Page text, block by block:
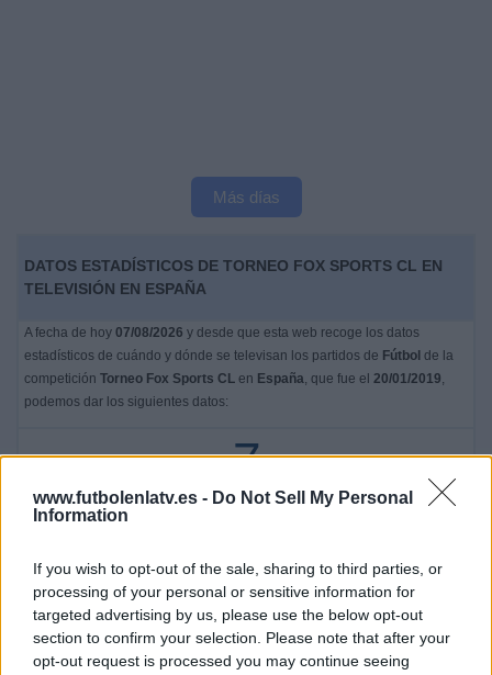
www.futbolenlatv.es - Do Not Sell My Personal
Information
If you wish to opt-out of the sale, sharing to third parties, or
processing of your personal or sensitive information for
targeted advertising by us, please use the below opt-out
section to confirm your selection. Please note that after your
opt-out request is processed you may continue seeing
Más días
DATOS ESTADÍSTICOS DE TORNEO FOX SPORTS CL EN
TELEVISIÓN EN ESPAÑA
A fecha de hoy 07/08/2026 y desde que esta web recoge los datos
estadísticos de cuándo y dónde se televisan los partidos de Fútbol de la
competición Torneo Fox Sports CL en España, que fue el 20/01/2019,
podemos dar los siguientes datos:
7
PARTIDOS TELEVISADOS
7 partidos de pago
PARTIDO MÁS REPETIDO